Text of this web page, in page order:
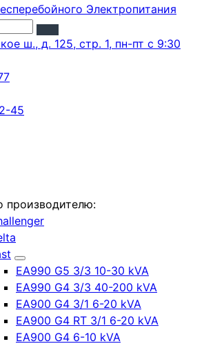
ш., д. 125, стр. 1, пн-пт с 9:30
45
производителю:
EA990 G5 3/3 10-30 kVA
EA990 G4 3/3 40-200 kVA
EA900 G4 3/1 6-20 kVA
EA900 G4 RT 3/1 6-20 kVA
EA900 G4 6-10 kVA